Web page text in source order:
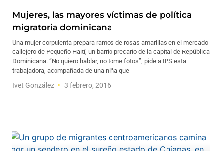
Mujeres, las mayores víctimas de política
migratoria dominicana
Una mujer corpulenta prepara ramos de rosas amarillas en el mercado
callejero de Pequeño Haití, un barrio precario de la capital de República
Dominicana. “No quiero hablar, no tome fotos”, pide a IPS esta
trabajadora, acompañada de una niña que
Ivet González 3 febrero, 2016